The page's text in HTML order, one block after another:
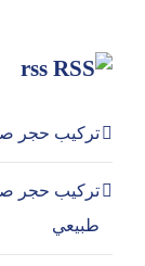
rss
تركيب حجر صناعي في
طبيعي